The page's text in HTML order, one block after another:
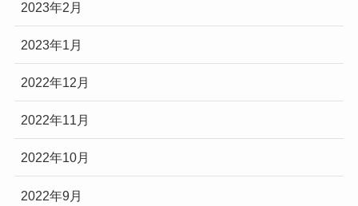
2023年2月
2023年1月
2022年12月
2022年11月
2022年10月
2022年9月